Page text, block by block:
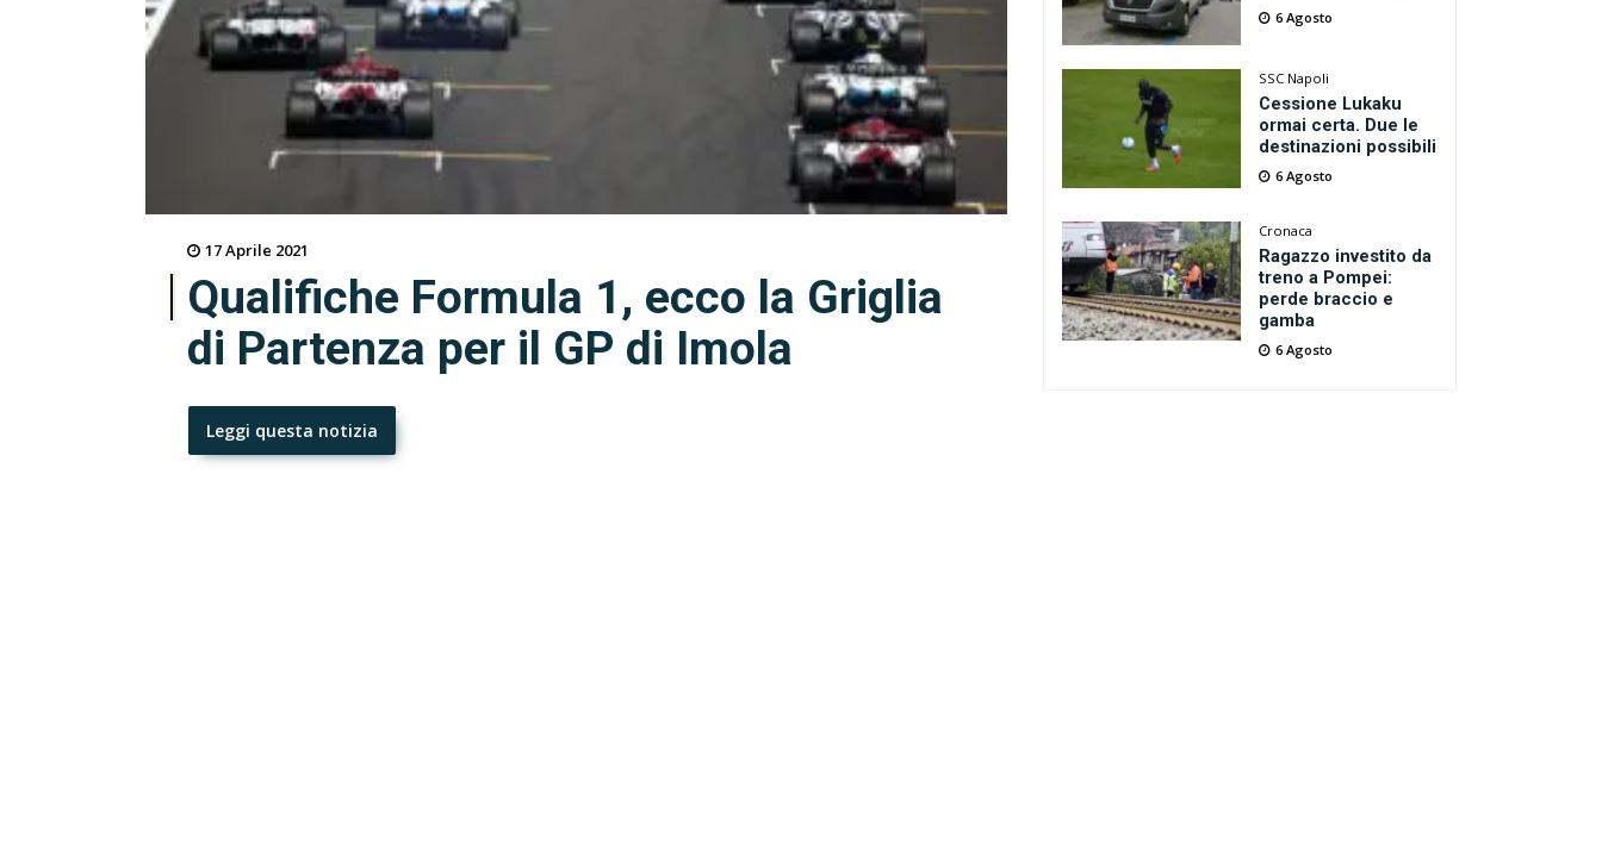
17 Aprile 2021
Qualifiche Formula 1, ecco la Griglia
di Partenza per il GP di Imola
Leggi questa notizia
6 Agosto
SSC Napoli
Cessione Lukaku
ormai certa. Due le
destinazioni possibili
6 Agosto
Cronaca
Ragazzo investito da
treno a Pompei:
perde braccio e
gamba
6 Agosto